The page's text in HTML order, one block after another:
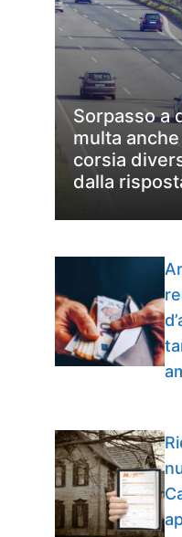
Sorpasso a
multa
corsia
dalla